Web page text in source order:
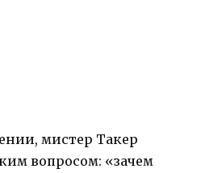
мистер Такер
вопросом: «зачем